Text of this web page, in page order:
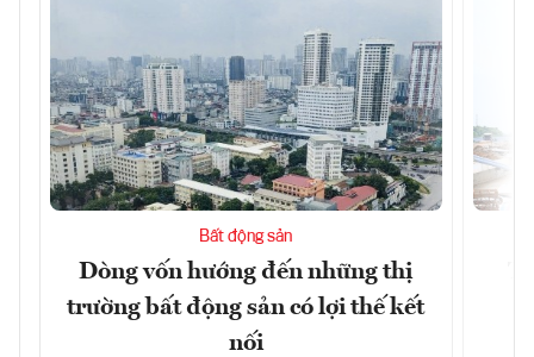
Bất động sản
Dòng vốn hướng đến những thị
trường bất động sản có lợi thế kết
nối